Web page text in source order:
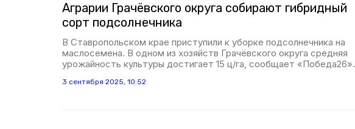
Аграрии Грачёвского округа собирают гибридный
сорт подсолнечника
В Ставропольском крае приступили к уборке подсолнечника на
маслосемена. В одном из хозяйств Грачёвского округа средняя
урожайность культуры достигает 15 ц/га, сообщает «Победа26».
3 сентября 2025, 10:52